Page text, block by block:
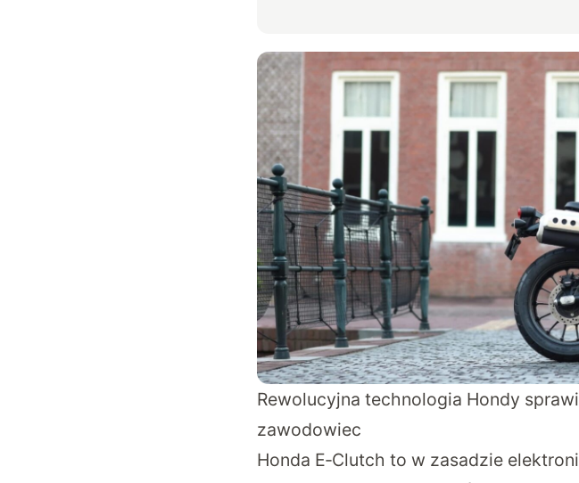
Rewolucyjna technologia Hondy
zawodowiec
Honda E‑Clutch to w zasadzie